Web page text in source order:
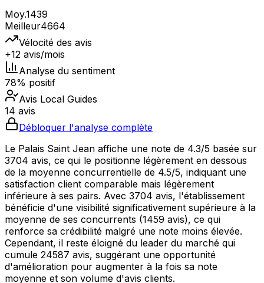
Moy.1439
Meilleur4664
Vélocité des avis
+12 avis/mois
Analyse du sentiment
78% positif
Avis Local Guides
14 avis
Débloquer l'analyse complète
Le Palais Saint Jean affiche une note de 4.3/5 basée sur
3704 avis, ce qui le positionne légèrement en dessous
de la moyenne concurrentielle de 4.5/5, indiquant une
satisfaction client comparable mais légèrement
inférieure à ses pairs. Avec 3704 avis, l'établissement
bénéficie d'une visibilité significativement supérieure à la
moyenne de ses concurrents (1459 avis), ce qui
renforce sa crédibilité malgré une note moins élevée.
Cependant, il reste éloigné du leader du marché qui
cumule 24587 avis, suggérant une opportunité
d'amélioration pour augmenter à la fois sa note
moyenne et son volume d'avis clients.